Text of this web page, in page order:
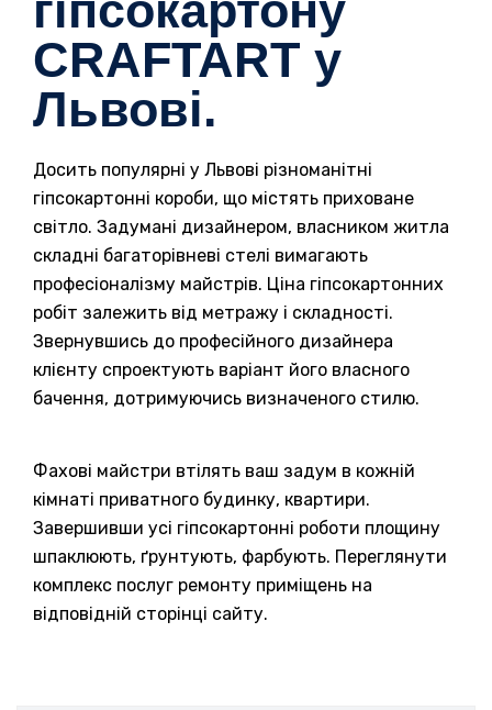
CRAFTART у
Львові.
Досить популярні у Львові різноманітні
гіпсокартонні короби, що містять приховане
світло. Задумані дизайнером, власником житла
складні багаторівневі стелі вимагають
професіоналізму майстрів. Ціна гіпсокартонних
робіт залежить від метражу і складності.
Звернувшись до професійного дизайнера
клієнту спроектують варіант його власного
бачення, дотримуючись визначеного стилю.
Фахові майстри втілять ваш задум в кожній
кімнаті приватного будинку, квартири.
Завершивши усі гіпсокартонні роботи площину
шпаклюють, ґрунтують, фарбують. Переглянути
комплекс послуг ремонту приміщень на
відповідній сторінці сайту.